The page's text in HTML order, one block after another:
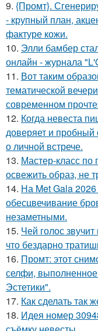
9. {Промт}.
- крупный план,
фактуре кожи.
10. Элли бамбер
онлайн - журнала
11. Вот таким
тематической
современном
12. Когда невеста
доверяет и
о личной встрече.
13. Мастер-класс по
освежить образ, не
14. На Met Gala
обесцвечивание
незаметными.
15. Чей голос
что бездарно
16. Промт: этот
селфи,
Эстетики".
17. Как сделать так
18. Идея номер